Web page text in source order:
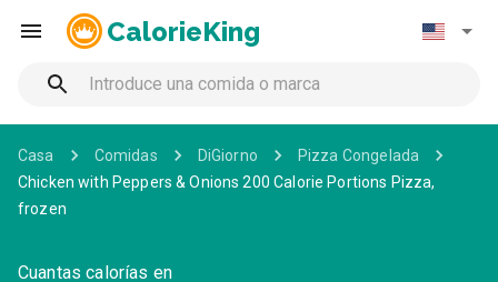
CalorieKing
Casa Comidas DiGiorno
Pizza Congelada
Chicken with Peppers & Onions 200 Calorie Portions Pizza,
frozen
Cuantas calorías en